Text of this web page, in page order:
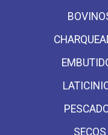
SECOS